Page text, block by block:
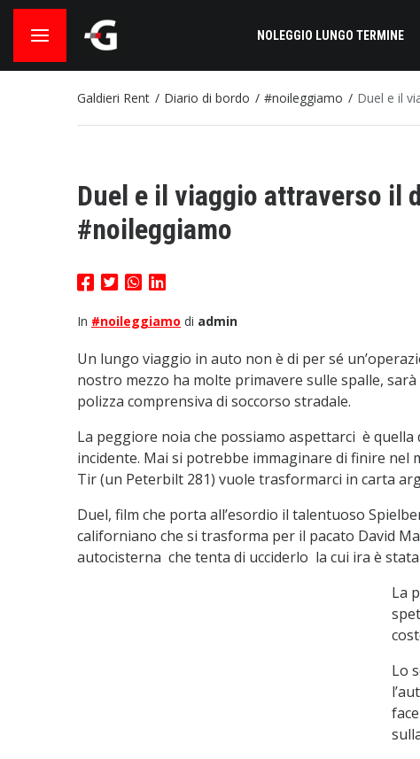
NOLEGGIO LUNGO TERMINE
Galdieri Rent Diario di bordo #noileggiamo Duel e il
Duel e il viaggio attraverso il
#noileggiamo
In #noileggiamo di admin
Un lungo viaggio in auto non è di per sé
nostro mezzo ha molte primavere sulle spalle,
polizza comprensiva di soccorso stradale.
La peggiore noia che possiamo aspettarci è
incidente. Mai si potrebbe immaginare di finire nel
Tir (un Peterbilt 281) vuole trasformarci in carta
Duel, film che porta all’esordio il talentuoso
californiano che si trasforma per il pacato David
autocisterna che tenta di ucciderlo la cui ira è
La
Lo